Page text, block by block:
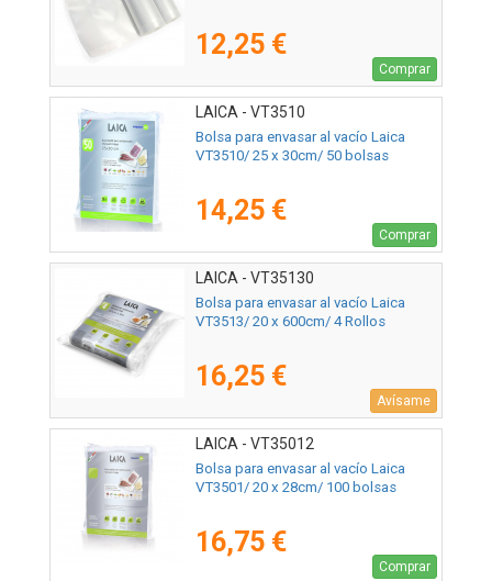
12,25 €
Comprar
LAICA - VT3510
Bolsa para envasar al vacío Laica
VT3510/ 25 x 30cm/ 50 bolsas
14,25 €
Comprar
LAICA - VT35130
Bolsa para envasar al vacío Laica
VT3513/ 20 x 600cm/ 4 Rollos
16,25 €
Avísame
LAICA - VT35012
Bolsa para envasar al vacío Laica
VT3501/ 20 x 28cm/ 100 bolsas
16,75 €
Comprar